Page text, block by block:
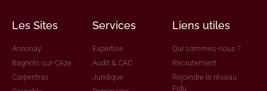
Les Sites
Annonay
Bagnols-sur-Cèze
Carpentras
Services
Expertise
Audit & CAC
Juridique
Liens utiles
Qui sommes-nous ?
Recrutement
Rejoindre le réseau
Fidu